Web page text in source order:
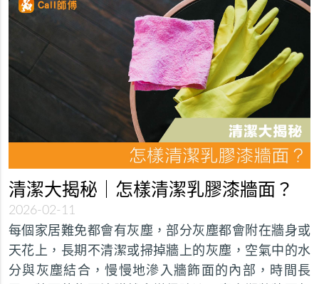
清潔大揭秘｜怎樣清潔乳膠漆牆面？
2026-02-11
每個家居難免都會有灰塵，部分灰塵都會附在牆身或
天花上，長期不清潔或掃掉牆上的灰塵，空氣中的水
分與灰塵結合，慢慢地滲入牆飾面的內部，時間長